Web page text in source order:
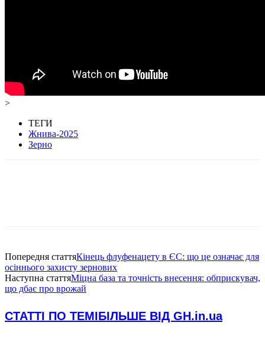
>
ТЕГИ
Жнива-2025
Зерно
Попередня статтяКінець флуфенацету в ЄС: що це означає для
осіннього захисту зернових
Наступна статтяМіцна база та точність внесення: обприскувач,
що дбає про врожай
СТАТТІ ПО ТЕМІБІЛЬШЕ ВІД GH.in.ua